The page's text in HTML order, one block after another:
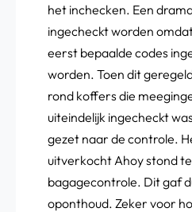
het inchecken. Een
ingecheckt worden
eerst bepaalde codes
worden. Toen dit
rond koffers die
uiteindelijk ingecheckt
gezet naar de controle.
uitverkocht Ahoy stond
bagagecontrole. Dit gaf
oponthoud. Zeker voor